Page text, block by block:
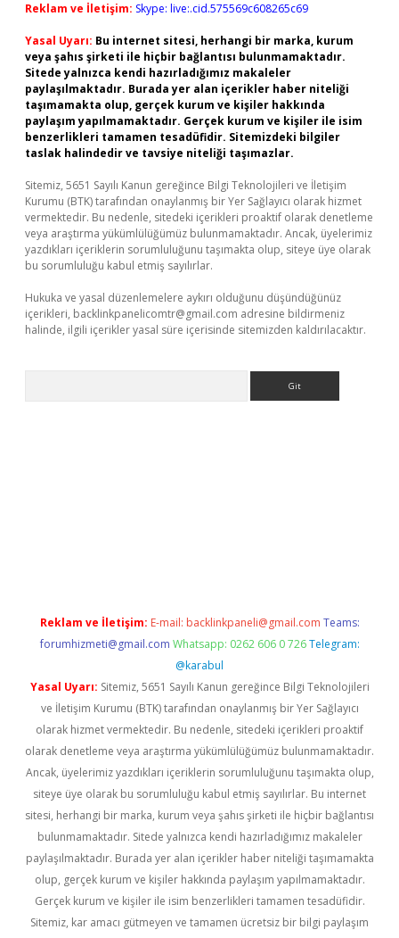
Reklam ve İletişim: Skype: live:.cid.575569c608265c69
Yasal Uyarı: Bu internet sitesi, herhangi bir marka, kurum
veya şahıs şirketi ile hiçbir bağlantısı bulunmamaktadır.
Sitede yalnızca kendi hazırladığımız makaleler
paylaşılmaktadır. Burada yer alan içerikler haber niteliği
taşımamakta olup, gerçek kurum ve kişiler hakkında
paylaşım yapılmamaktadır. Gerçek kurum ve kişiler ile isim
benzerlikleri tamamen tesadüfidir. Sitemizdeki bilgiler
taslak halindedir ve tavsiye niteliği taşımazlar.
Sitemiz, 5651 Sayılı Kanun gereğince Bilgi Teknolojileri ve İletişim
Kurumu (BTK) tarafından onaylanmış bir Yer Sağlayıcı olarak hizmet
vermektedir. Bu nedenle, sitedeki içerikleri proaktif olarak denetleme
veya araştırma yükümlülüğümüz bulunmamaktadır. Ancak, üyelerimiz
yazdıkları içeriklerin sorumluluğunu taşımakta olup, siteye üye olarak
bu sorumluluğu kabul etmiş sayılırlar.
Hukuka ve yasal düzenlemelere aykırı olduğunu düşündüğünüz
içerikleri, backlinkpanelicomtr@gmail.com adresine bildirmeniz
halinde, ilgili içerikler yasal süre içerisinde sitemizden kaldırılacaktır.
Reklam ve İletişim: E-mail: backlinkpaneli@gmail.com Teams:
forumhizmeti@gmail.com Whatsapp: 0262 606 0 726 Telegram:
@karabul
Yasal Uyarı: Sitemiz, 5651 Sayılı Kanun gereğince Bilgi Teknolojileri
ve İletişim Kurumu (BTK) tarafından onaylanmış bir Yer Sağlayıcı
olarak hizmet vermektedir. Bu nedenle, sitedeki içerikleri proaktif
olarak denetleme veya araştırma yükümlülüğümüz bulunmamaktadır.
Ancak, üyelerimiz yazdıkları içeriklerin sorumluluğunu taşımakta olup,
siteye üye olarak bu sorumluluğu kabul etmiş sayılırlar. Bu internet
sitesi, herhangi bir marka, kurum veya şahıs şirketi ile hiçbir bağlantısı
bulunmamaktadır. Sitede yalnızca kendi hazırladığımız makaleler
paylaşılmaktadır. Burada yer alan içerikler haber niteliği taşımamakta
olup, gerçek kurum ve kişiler hakkında paylaşım yapılmamaktadır.
Gerçek kurum ve kişiler ile isim benzerlikleri tamamen tesadüfidir.
Sitemiz, kar amacı gütmeyen ve tamamen ücretsiz bir bilgi paylaşım